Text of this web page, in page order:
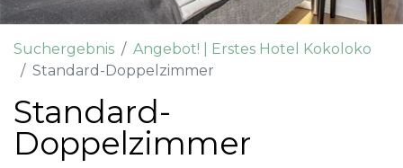
Suchergebnis
Angebot! | Erstes Hotel Kokoloko
Standard-Doppelzimmer
Standard-
Doppelzimmer